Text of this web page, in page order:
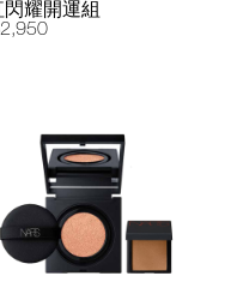
閃耀開運組